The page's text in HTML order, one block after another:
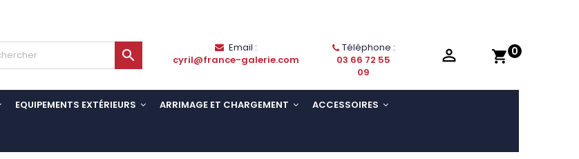
shopping_cart 0

Email :
cyril@france-galerie.com
Téléphone :
03 66 72 55
09

EQUIPEMENTS EXTÉRIEURS ARRIMAGE ET CHARGEMENT ACCESSOIRES